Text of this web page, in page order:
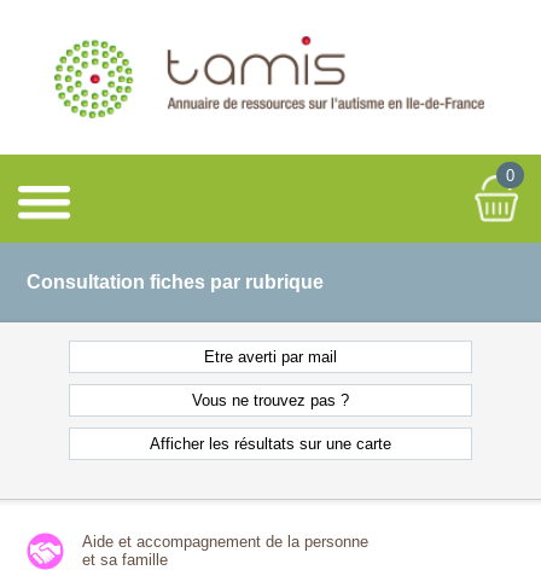
0
Consultation fiches par rubrique
Etre averti par mail
Vous ne trouvez pas ?
Afficher les résultats sur une carte
Aide et accompagnement de la personne
et sa famille